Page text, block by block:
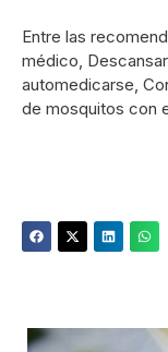
Entre las
médico,
automedicarse,
de mosquitos con